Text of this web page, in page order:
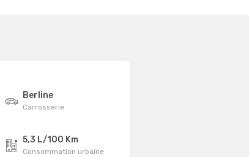
Berline
Carrosserie
5,3 L/100 Km
Consommation urbaine